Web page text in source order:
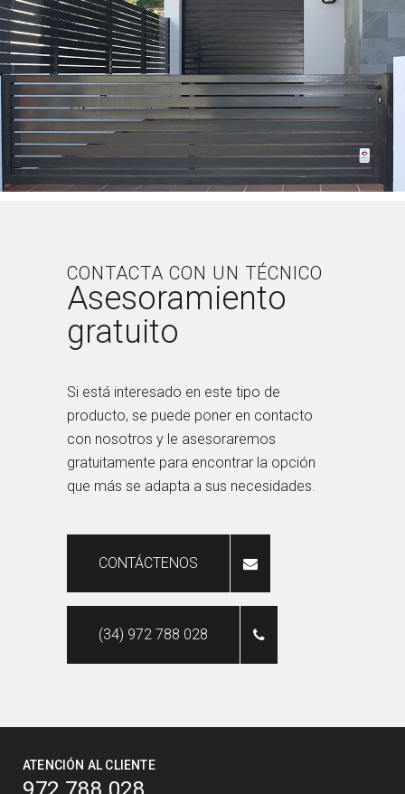
CONTACTA CON UN TÉCNICO
Asesoramiento
gratuito
Si está interesado en este tipo de
producto, se puede poner en contacto
con nosotros y le asesoraremos
gratuitamente para encontrar la opción
que más se adapta a sus necesidades.
CONTÁCTENOS
(34) 972 788 028
ATENCIÓN AL CLIENTE